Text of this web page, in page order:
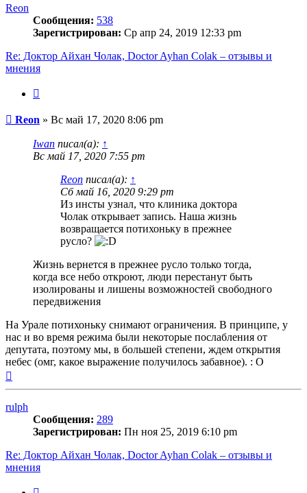
Reon
Сообщения: 538
Зарегистрирован: Ср апр 24, 2019 12:33 pm
Re: Доктор Айхан Чолак, Doctor Ayhan Colak – отзывы и
мнения
Сообщение
Reon » Вс май 17, 2020 8:06 pm
Iwan писал(а): ↑
Вс май 17, 2020 7:55 pm
Reon писал(а): ↑
Сб май 16, 2020 9:29 pm
Из инсты узнал, что клиника доктора
Чолак открывает запись. Наша жизнь
возвращается потихоньку в прежнее
русло?
Жизнь вернется в прежнее русло только тогда,
когда все небо откроют, люди перестанут быть
изолированы и лишены возможностей свободного
передвижения
На Урале потихоньку снимают ограничения. В принципе, у
нас и во время режима были некоторые послабления от
депутата, поэтому мы, в большей степени, ждем открытия
небес (омг, какое выражение получилось забавное). : O
rulph
Сообщения: 289
Зарегистрирован: Пн ноя 25, 2019 6:10 pm
Re: Доктор Айхан Чолак, Doctor Ayhan Colak – отзывы и
мнения